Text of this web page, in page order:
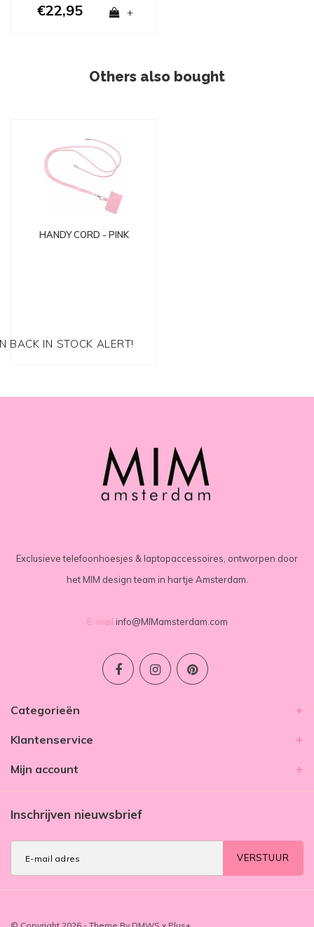
€22,95 +
Others also bought
HANDY CORD - PINK
BACK IN STOCK ALERT!
Exclusieve telefoonhoesjes & laptopaccessoires, ontworpen door
het MIM design team in hartje Amsterdam.
E-mail info@MIMamsterdam.com
Categorieën
Klantenservice
Mijn account
Inschrijven nieuwsbrief
VERSTUUR